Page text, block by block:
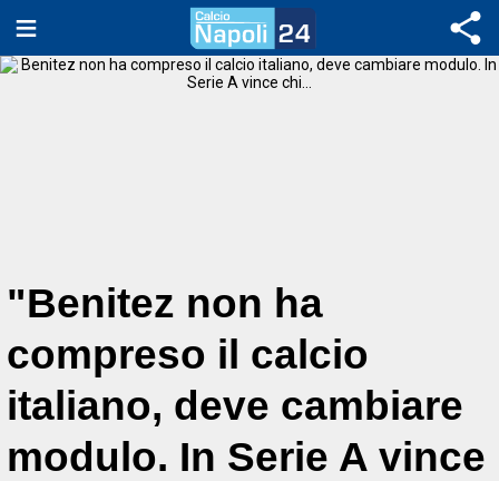
"Benitez non ha
compreso il calcio
italiano, deve cambiare
modulo. In Serie A vince